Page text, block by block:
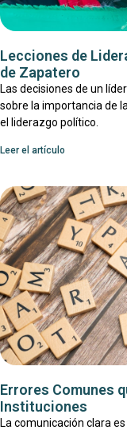
Lecciones de
de Zapatero
Las decisiones de un
sobre la importancia de
el liderazgo político.
Leer el artículo
Errores Comunes
Instituciones
La comunicación clara